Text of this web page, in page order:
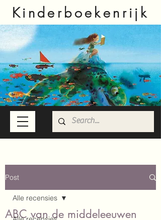
Kinderboekenrijk
Post
Alle recensies
ABC van de middeleeuwen